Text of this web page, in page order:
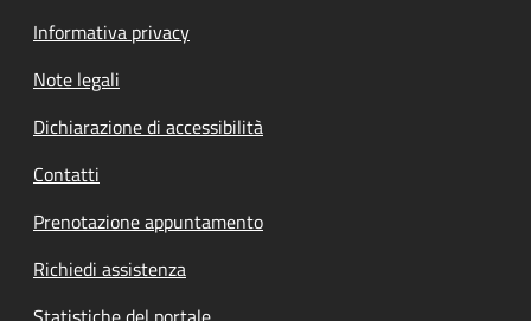
Informativa privacy
Note legali
Dichiarazione di accessibilità
Contatti
Prenotazione appuntamento
Richiedi assistenza